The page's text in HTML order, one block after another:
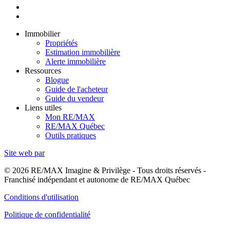
Immobilier
Propriétés
Estimation immobilière
Alerte immobilière
Ressources
Blogue
Guide de l'acheteur
Guide du vendeur
Liens utiles
Mon RE/MAX
RE/MAX Québec
Outils pratiques
Site web par
© 2026 RE/MAX Imagine & Privilège - Tous droits réservés -
Franchisé indépendant et autonome de RE/MAX Québec
Conditions d'utilisation
Politique de confidentialité